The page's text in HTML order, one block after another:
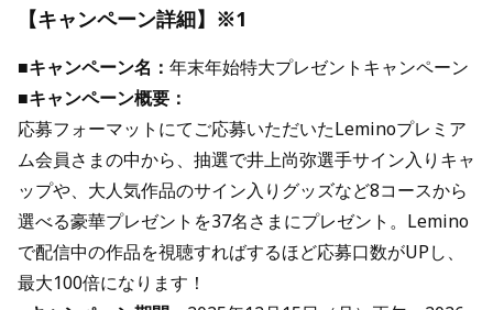
【キャンペーン詳細】※1
■キャンペーン名： 年末年始特大プレゼントキャンペーン
■キャンペーン概要：
応募フォーマットにてご応募いただいたLeminoプレミア
ム会員さまの中から、抽選で井上尚弥選手サイン入りキャ
ップや、大人気作品のサイン入りグッズなど8コースから
選べる豪華プレゼントを37名さまにプレゼント。Lemino
で配信中の作品を視聴すればするほど応募口数がUPし、
最大100倍になります！